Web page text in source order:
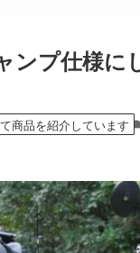
ンプ仕様に
商品を紹介しています